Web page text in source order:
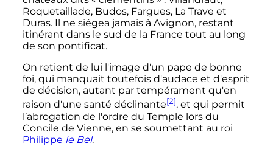
Roquetaillade, Budos, Fargues, La Trave et
Duras. Il ne siégea jamais à Avignon, restant
itinérant dans le sud de la France tout au long
de son pontificat.
On retient de lui l'image d'un pape de bonne
foi, qui manquait toutefois d'audace et d'esprit
de décision, autant par tempérament qu'en
raison d'une santé déclinante[2], et qui permit
l’abrogation de l'ordre du Temple lors du
Concile de Vienne, en se soumettant au roi
Philippe le Bel.